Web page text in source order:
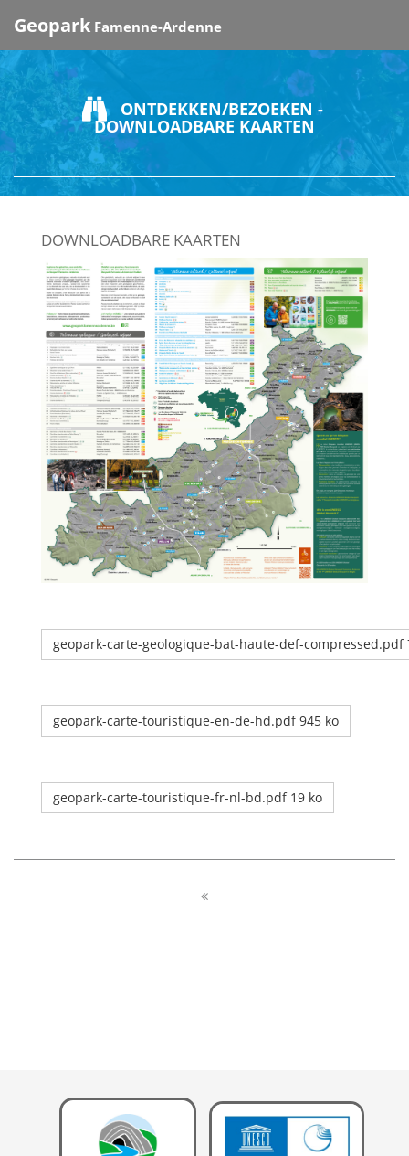
Geopark Famenne-Ardenne
ONTDEKKEN/BEZOEKEN -
DOWNLOADBARE KAARTEN
DOWNLOADBARE KAARTEN
geopark-carte-geologique-bat-haute-def-compressed.pdf
geopark-carte-touristique-en-de-hd.pdf 945 ko
geopark-carte-touristique-fr-nl-bd.pdf 19 ko